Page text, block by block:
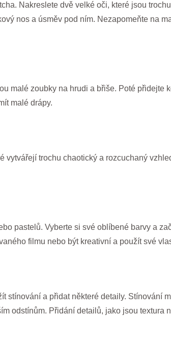
Nakreslete dvě velké oči, které jsou
nos a úsměv pod ním. Nezapomeňte na
malé zoubky na hrudi a břiše. Poté přidejte
malé drápy.
vytvářejí trochu chaotický a rozcuchaný
pastelů. Vyberte si své oblíbené barvy a
filmu nebo být kreativní a použít své
stínování a přidat některé detaily. Stínování
odstínům. Přidání detailů, jako jsou textura